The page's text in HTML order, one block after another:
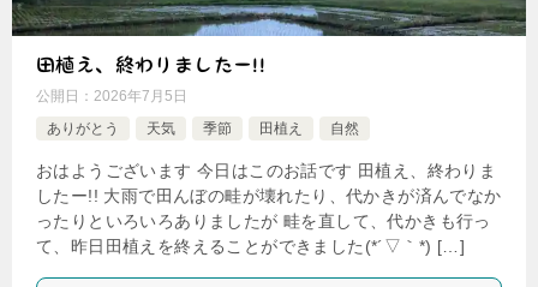
田植え、終わりましたー!!
公開日： 2026年7月5日
ありがとう
天気 季節 田植え 自然
おはようございます 今日はこのお話です 田植え、終わりま
したー!! 大雨で田んぼの畦が壊れたり、代かきが済んでなか
ったりといろいろありましたが 畦を直して、代かきも行っ
て、昨日田植えを終えることができました(*´▽｀*) […]